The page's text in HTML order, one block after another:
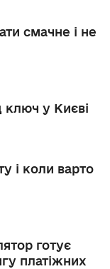
смачне і не
ключ у Києві
і коли варто
готує
платіжних